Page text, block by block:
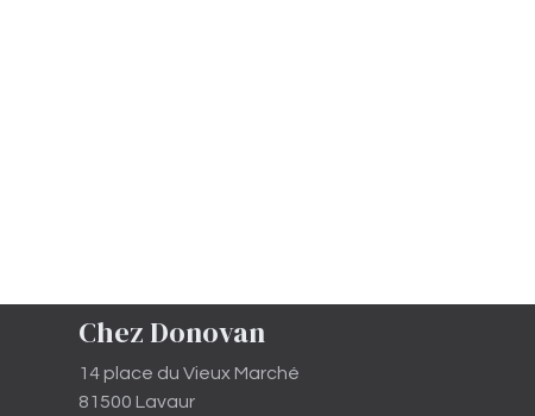
Chez Donovan
14 place du Vieux Marché
81500 Lavaur